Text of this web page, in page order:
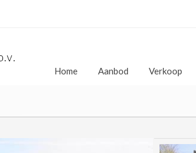
Home Aanbod Verkoop